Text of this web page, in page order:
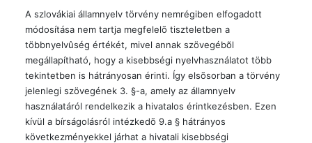
A szlovákiai államnyelv törvény nemrégiben elfogadott
módosítása nem tartja megfelelõ tiszteletben a
többnyelvûség értékét, mivel annak szövegébõl
megállapítható, hogy a kisebbségi nyelvhasználatot több
tekintetben is hátrányosan érinti. Így elsõsorban a törvény
jelenlegi szövegének 3. §-a, amely az államnyelv
használatáról rendelkezik a hivatalos érintkezésben. Ezen
kívül a bírságolásról intézkedõ 9.a § hátrányos
következményekkel járhat a hivatali kisebbségi